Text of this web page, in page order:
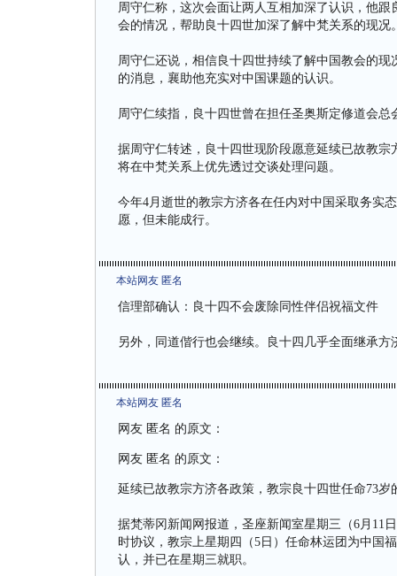
周守仁称，这次会面让两人互相加深了认识，他
会的情况，帮助良十四世加深了解中梵关系的现况
周守仁还说，相信良十四世持续了解中国教会的
的消息，襄助他充实对中国课题的认识。
周守仁续指，良十四世曾在担任圣奥斯定修道会
据周守仁转述，良十四世现阶段愿意延续已故教
将在中梵关系上优先透过交谈处理问题。
今年4月逝世的教宗方济各在任内对中国采取务实
愿，但未能成行。
本站网友 匿名
信理部确认：良十四不会废除同性伴侣祝福文件
另外，同道偕行也会继续。良十四几乎全面继承方
本站网友 匿名
网友 匿名 的原文：
网友 匿名 的原文：
延续已故教宗方济各政策，教宗良十四世任命73
据梵蒂冈新闻网报道，圣座新闻室星期三（6月11
时协议，教宗上星期四（5日）任命林运团为中国
认，并已在星期三就职。